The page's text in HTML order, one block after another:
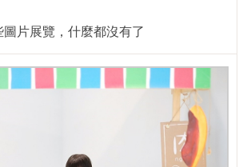
片展覽，什麼都沒有了